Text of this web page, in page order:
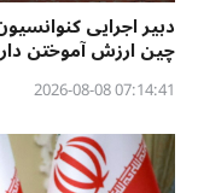
دبیر اجرایی
چین ارزش آموختن
07:14:41 2026-08-08